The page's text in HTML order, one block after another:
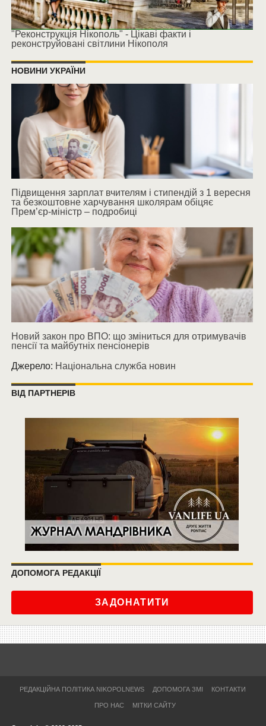
"Реконструкція Нікополь" - Цікаві факти і
реконструйовані світлини Нікополя
НОВИНИ УКРАЇНИ
Підвищення зарплат вчителям і стипендій з 1 вересня
та безкоштовне харчування школярам обіцяє
Прем’єр-міністр – подробиці
Новий закон про ВПО: що зміниться для отримувачів
пенсії та майбутніх пенсіонерів
Джерело: Національна служба новин
ВІД ПАРТНЕРІВ
ДОПОМОГА РЕДАКЦІЇ
ЗАДОНАТИТИ
РЕДАКЦІЙНА ПОЛІТИКА NIKOPOLNEWS ДОПОМОГА ЗМІ КОНТАКТИ
ПРО НАС МІТКИ САЙТУ